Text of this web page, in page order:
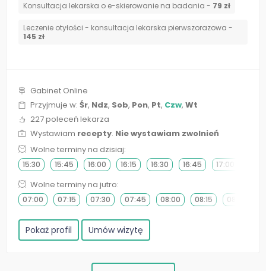
Konsultacja lekarska o e-skierowanie na badania - 79 zł
Leczenie otyłości - konsultacja lekarska pierwszorazowa -
145 zł
Gabinet Online
Przyjmuje w: Śr, Ndz, Sob, Pon, Pt, Czw, Wt
227 poleceń lekarza
Wystawiam recepty. Nie wystawiam zwolnień
Wolne terminy na dzisiaj:
15:30 15:45 16:00 16:15 16:30 16:45 17:00
Wolne terminy na jutro:
07:00 07:15 07:30 07:45 08:00 08:15 08:30
Pokaż profil Umów wizytę